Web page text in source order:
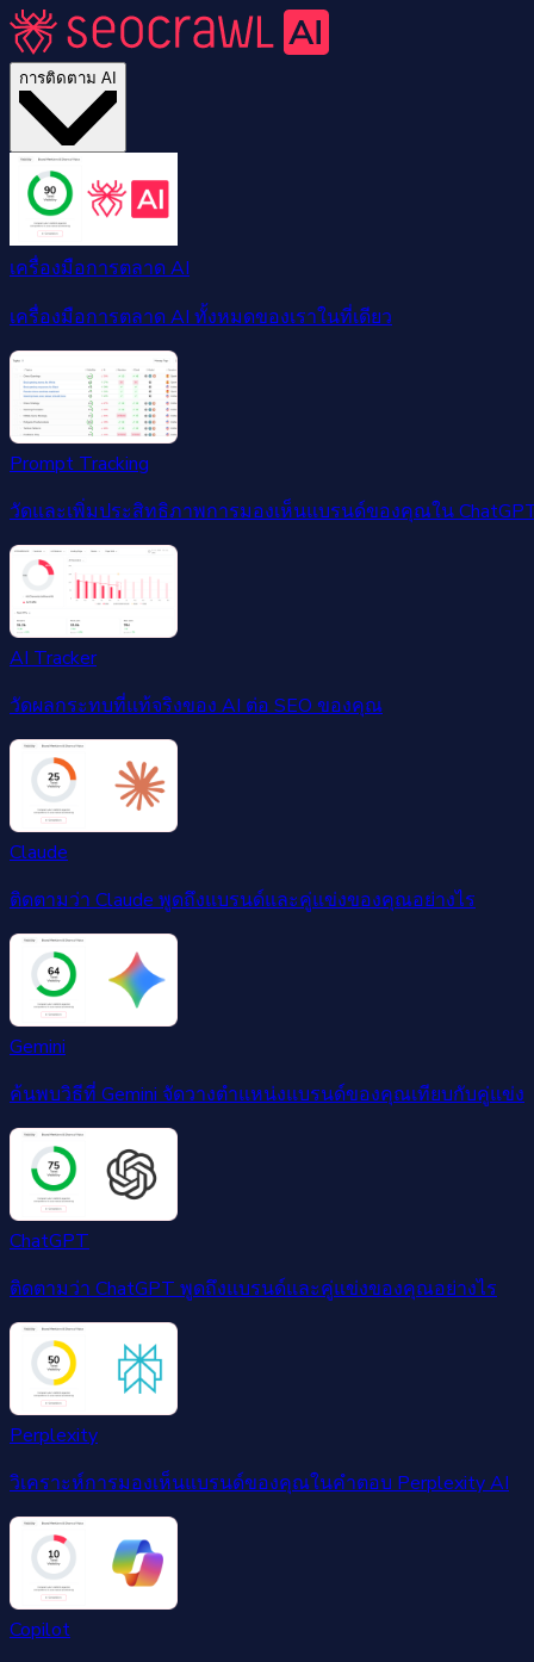
การติดตาม AI
เครื่องมือการตลาด AI
เครื่องมือการตลาด AI ทั้งหมดของเราในที่เดียว
Prompt Tracking
วัดและเพิ่มประสิทธิภาพการมองเห็นแบรนด์ของคุณใน
AI Tracker
วัดผลกระทบที่แท้จริงของ AI ต่อ SEO ของคุณ
Claude
ติดตามว่า Claude พูดถึงแบรนด์และคู่แข่งของคุณอย่างไร
Gemini
ค้นพบวิธีที่ Gemini จัดวางตำแหน่งแบรนด์ของคุณเทียบกับคู่แข่ง
ChatGPT
ติดตามว่า ChatGPT พูดถึงแบรนด์และคู่แข่งของคุณอย่างไร
Perplexity
วิเคราะห์การมองเห็นแบรนด์ของคุณในคำตอบ Perplexity AI
Copilot